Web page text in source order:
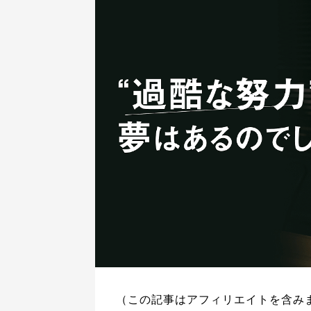
（この記事はアフィリエイトを含み